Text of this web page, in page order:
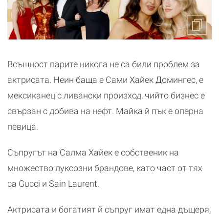
Всъщност парите никога не са били проблем за
актрисата. Неин баща е Сами Хайек Домингес, е
мексиканец с ливански произход, чийто бизнес е
свързан с добива на нефт. Майка й пък е оперна
певица.
Съпругът на Салма Хайек е собственик на
множество луксозни брандове, като част от тях
са Gucci и Sain Laurent.
Актрисата и богатият й съпруг имат една дъщеря,